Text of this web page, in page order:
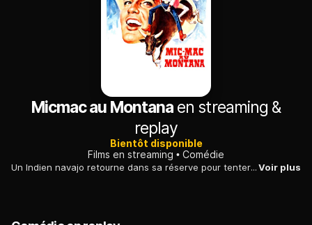
Micmac au Montana en streaming &
replay
Bientôt disponible
Films en streaming
Comédie
Un Indien navajo retourne dans sa réserve pour tenter de se lancer dans l'élevage bovin. Il s'éprend d'une jeune fille blanche et croit leur mariage possible.Voir plus